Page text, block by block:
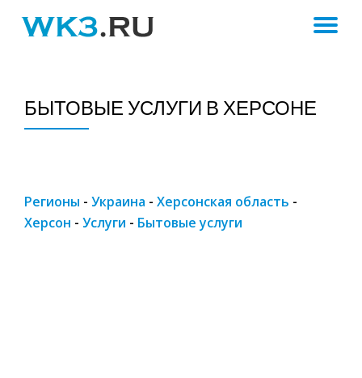
БЫТОВЫЕ УСЛУГИ В ХЕРСОНЕ
Регионы - Украина - Херсонская область -
Херсон - Услуги - Бытовые услуги